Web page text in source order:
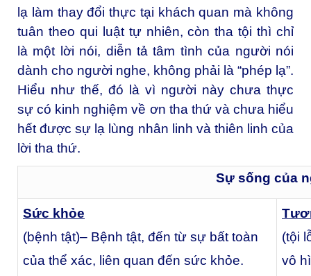
lạ làm thay đổi thực tại khách quan mà không
tuân theo qui luật tự nhiên, còn tha tội thì chỉ
là một lời nói, diễn tả tâm tình của người nói
dành cho người nghe, không phải là “phép lạ”.
Hiểu như thế, đó là vì người này chưa thực
sự có kinh nghiệm về ơn tha thứ và chưa hiểu
hết được sự lạ lùng nhân linh và thiên linh của
lời tha thứ.
Sự sống của
Sức khỏe
(bệnh tật)– Bệnh tật, đến từ sự bất toàn
của thể xác, liên quan đến sức khỏe.
(tội
vô